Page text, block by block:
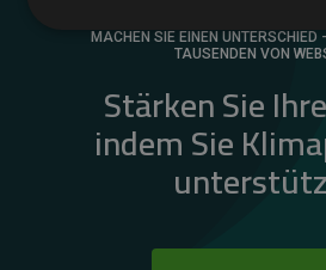
MACHEN SIE EINEN
TAUSENDEN VON
Stärken Sie
indem Sie